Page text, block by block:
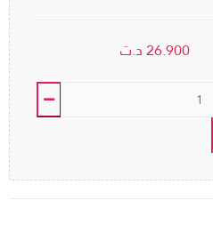
26.900د.ت